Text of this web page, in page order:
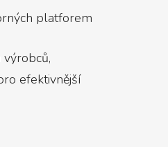
platforem
efektivnější